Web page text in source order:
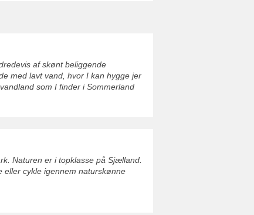
af skønt beliggende
med lavt vand, hvor I kan hygge jer
som I finder i Sommerland
Naturen er i topklasse på Sjælland.
cykle igennem naturskønne